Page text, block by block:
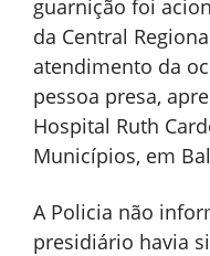
guarnição foi
da Central
atendimento da
pessoa presa,
Hospital Ruth
Municípios, em
A Policia não
presidiário havia